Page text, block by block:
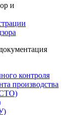
и
контроля
производства